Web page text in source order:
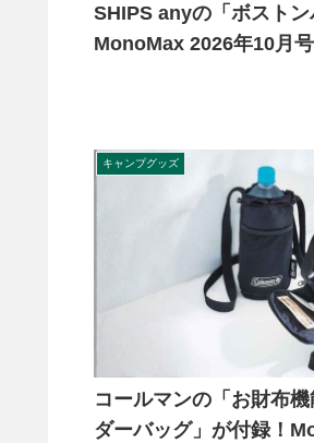
SHIPS anyの「ボストン
MonoMax 2026年10月号
キャンプグッズ
コールマンの「お財布
ダーバッグ」が付録！